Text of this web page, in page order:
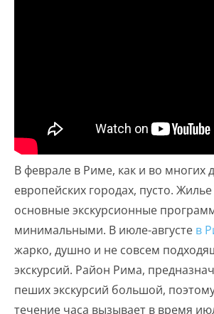
В феврале в Риме, как и во многих
европейских городах, пусто.
основные экскурсионные
минимальными. В июле-августе в
жарко, душно и не совсем
экскурсий. Район Рима,
пеших экскурсий большой,
течение часа вызывает в время